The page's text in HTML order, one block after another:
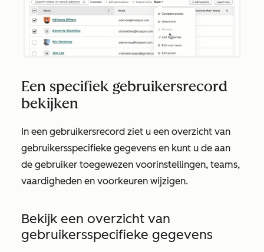
Een specifiek gebruikersrecord
bekijken
In een gebruikersrecord ziet u een overzicht van
gebruikersspecifieke gegevens en kunt u de aan
de gebruiker toegewezen voorinstellingen, teams,
vaardigheden en voorkeuren wijzigen.
Bekijk een overzicht van
gebruikersspecifieke gegevens